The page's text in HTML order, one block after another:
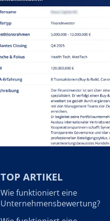
TOP ARTIKEL
Wie funktioniert eine
Unternehmensbewertung?